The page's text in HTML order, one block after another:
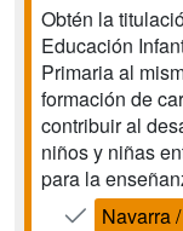
Obtén la
Educación
Primaria al
formación de
contribuir al
niños y niñas
para la
Navarra